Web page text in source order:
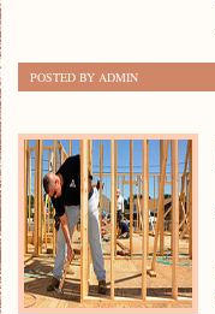
POSTED BY ADMIN